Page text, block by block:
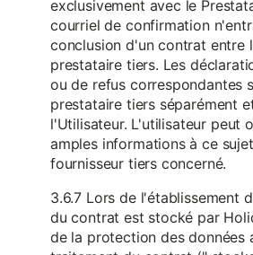
exclusivement avec le
courriel de confirmation
conclusion d'un contrat entre
prestataire tiers. Les
ou de refus correspondantes
prestataire tiers séparément
l'Utilisateur. L'utilisateur peut
amples informations à ce
fournisseur tiers concerné.
3.6.7 Lors de l'établissement
du contrat est stocké par
de la protection des données